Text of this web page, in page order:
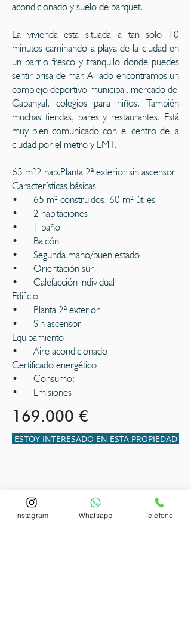
acondicionado y suelo de parquet.
La vivienda esta situada a tan solo 10
minutos caminando a playa de la ciudad en
un barrio fresco y tranquilo donde puedes
sentir brisa de mar. Al lado encontramos un
complejo deportivo municipal, mercado del
Cabanyal, colegios para niños. También
muchas tiendas, bares y restaurantes. Está
muy bien comunicado con el centro de la
ciudad por el metro y EMT.
65 m²2 hab.Planta 2ª exterior sin ascensor
Características básicas
• 65 m² construidos, 60 m² útiles
• 2 habitaciones
• 1 baño
• Balcón
• Segunda mano/buen estado
• Orientación sur
• Calefacción individual
Edificio
• Planta 2ª exterior
• Sin ascensor
Equipamiento
• Aire acondicionado
Certificado energético
• Consumo:
• Emisiones
169.000 €
ESTOY INTERESADO EN ESTA PROPIEDAD
Instagram Whatsapp Teléfono